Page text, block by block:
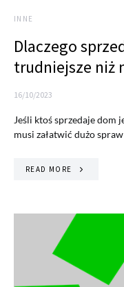
INNE
Dlaczego
trudniejsze niż
16/10/2023
Jeśli ktoś sprzedaje dom
musi załatwić dużo
READ MORE